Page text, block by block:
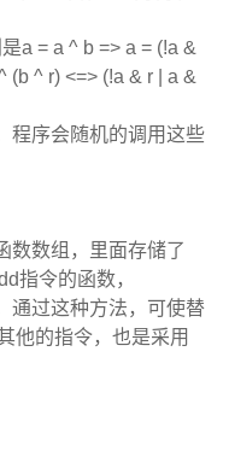
a = a ^ b => a = (!a &
(b ^ r) <=> (!a & r | a &
程序会随机的调用这些
数数组，里面存储了
指令的函数，
通过这种方法，可使替
他的指令，也是采用